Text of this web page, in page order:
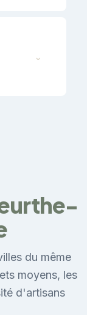
⌄
du même
moyens, les
d'artisans